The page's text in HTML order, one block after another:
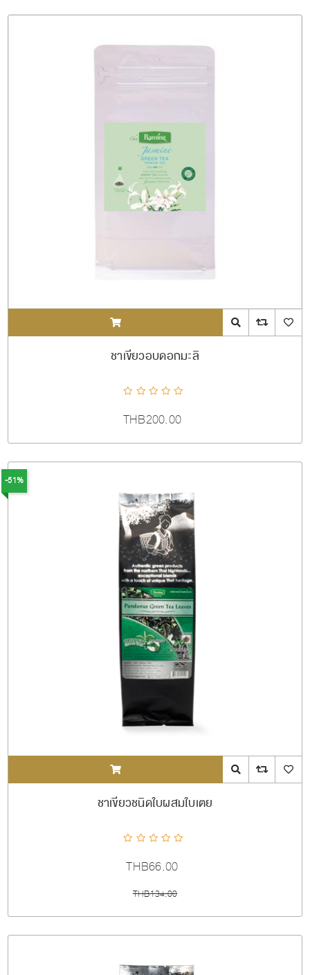
ADDTOCART Quick View
ชาเขียวอบดอกมะลิ
THB200.00
-51%
ADDTOCART Quick View
ชาเขียวชนิดใบผสมใบเตย
THB66.00
THB134.00